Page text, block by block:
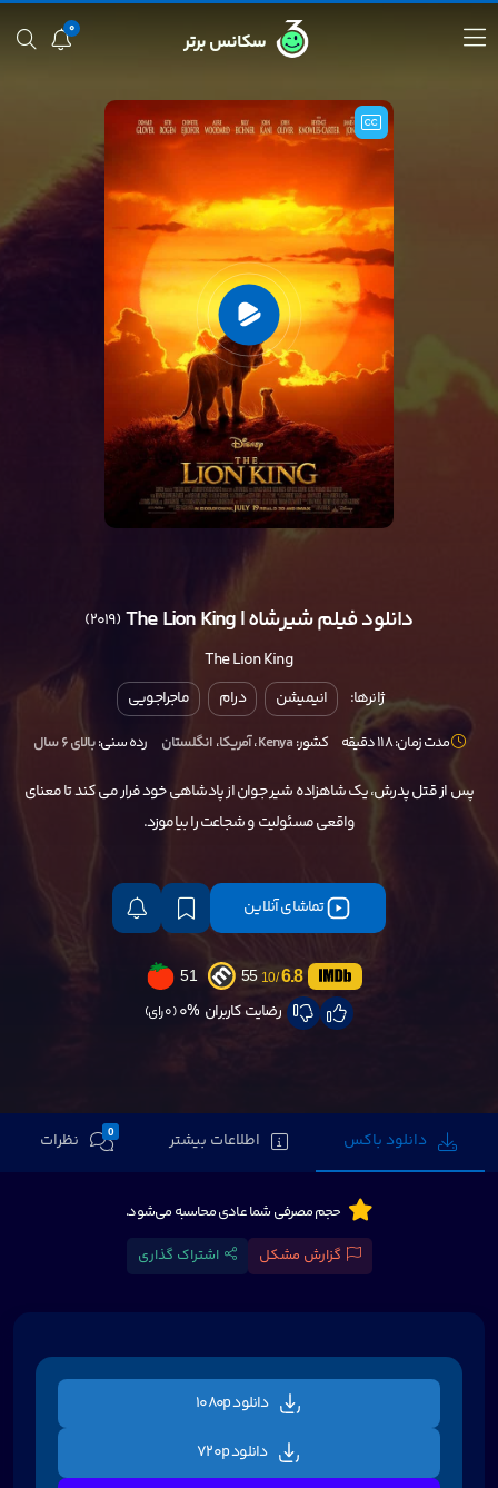
0
سکانس برتر
دانلود فیلم شیرشاه | The Lion King (2019)
The Lion King
ژانرها: انیمیشن درام ماجراجویی
مدت زمان: 118 دقیقه کشور: Kenya،آمریکا، انگلستان رده سنی:بالای ۶ سال
پس از قتل پدرش، یک شاهزاده شیر جوان از پادشاهی خود فرار می کند تا معنای
واقعی مسئولیت و شجاعت را بیاموزد.
تماشای آنلاین
6.8
/10
55
51
رضایت کاربران 0% (0 رای)
دانلود باکس اطلاعات بیشتر 0 نظرات
حجم مصرفی شما عادی محاسبه می‌شود.
گزارش مشکل
اشتراک گذاری
دانلود 1080p
دانلود 720p